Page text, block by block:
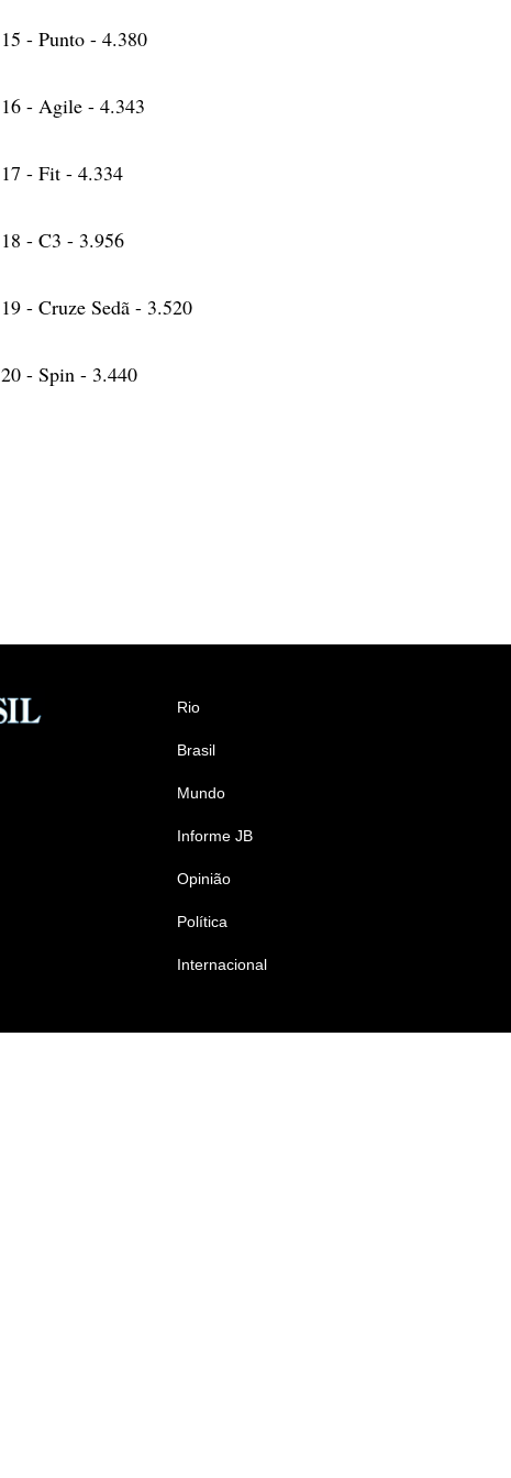
15 - Punto - 4.380
16 - Agile - 4.343
17 - Fit - 4.334
18 - C3 - 3.956
19 - Cruze Sedã - 3.520
20 - Spin - 3.440
Rio
Brasil
Mundo
Informe JB
Opinião
Política
Internacional